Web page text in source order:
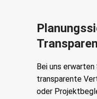
Bei uns
transparente
oder